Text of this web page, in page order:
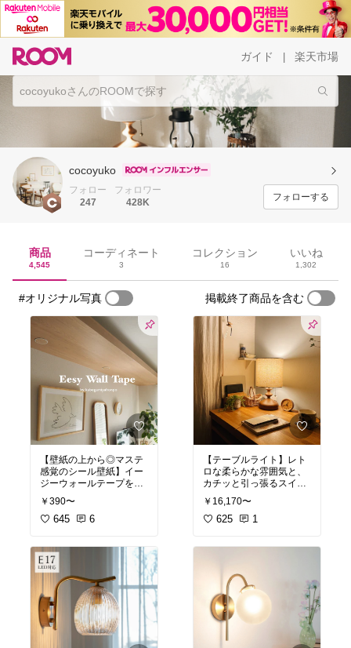
ガイド 楽天市場
cocoyuko
フォロー
247
フォロワー
428K
フォローする
商品
4,545
コーディネート
3
コレクション
16
いいね
1,302
#オリジナル写真 掲載終了商品を含む
【壁紙の上から◎マステ
感覚のシール壁紙】イー
ジーウォールテープを貼
ってみた😍簡単に好きな
雰囲気になってくれて、
天井DIYは難しいだろう
ら、何回も貼れたから旦
那さんと2人でやったら
できました🥹賃貸はいろ
んな制約あるけど、こう
いうのがあるおかげで少
しでも好きな空間になる
から本当に嬉しい🥰❤️
￥390〜
645 6
【テーブルライト】レト
ロな柔らかな雰囲気と、
カチッと引っ張るスイッ
チがかわいい🥰これがあ
るだけで夜の雰囲気や雨
や曇りの暗い日も部屋の
◎柔らかいオレンジの灯
◎うねうねしてるコード
までかわいい
◎カチッと音のするひっ
￥16,170〜
625 1